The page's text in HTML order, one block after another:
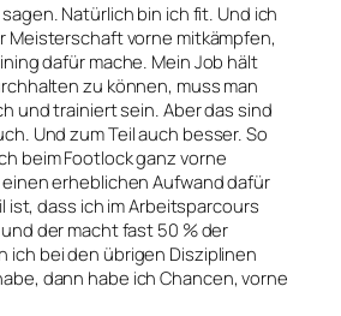
Natürlich bin ich fit. Und ich
Meisterschaft vorne mitkämpfen,
dafür mache. Mein Job hält
zu können, muss man
und trainiert sein. Aber das sind
Und zum Teil auch besser. So
beim Footlock ganz vorne
erheblichen Aufwand dafür
ist, dass ich im Arbeitsparcours
der macht fast 50 % der
ich bei den übrigen Disziplinen
dann habe ich Chancen, vorne